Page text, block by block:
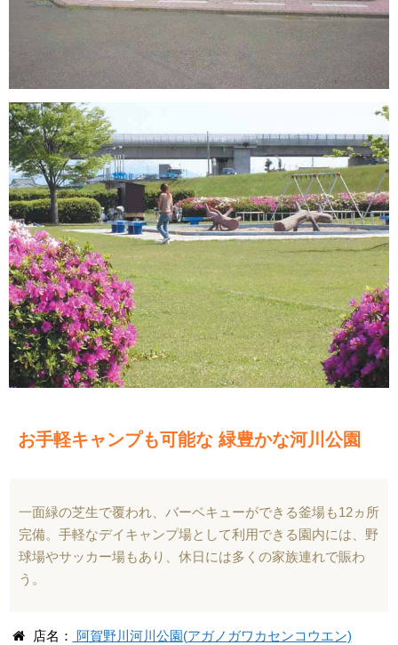
お手軽キャンプも可能な 緑豊かな河川公園
一面緑の芝生で覆われ、バーベキューができる釜場も12ヵ所
完備。手軽なデイキャンプ場として利用できる園内には、野
球場やサッカー場もあり、休日には多くの家族連れで賑わ
う。
店名：
阿賀野川河川公園(アガノガワカセンコウエン)